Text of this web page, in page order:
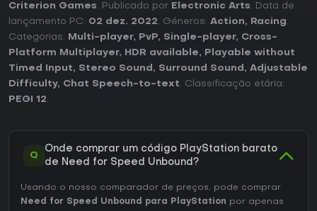
Criterion Games. Publicado por Electronic Arts. Data de
lançamento PC: 02 dez. 2022. Géneros: Action, Racing.
Categorias:
Multi-player, PvP, Single-player, Cross-
Platform Multiplayer, HDR available,
Playable without
Timed Input, Stereo Sound , Surround Sound , Adjustable
Difficulty, Chat Speech-to-text. Classificação etária:
PEGI 12.
Q
Onde comprar um código PlayStation barato
de Need for Speed Unbound?
Usando o nosso comparador de preços, pode comprar
Need for Speed Unbound para PlayStation por apenas